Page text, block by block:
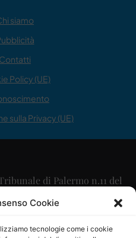
Cookie
tecnologie come i cookie
siamo
Contatti
Policy (UE)
sulla Privacy (UE)
di Palermo n.11 del
2015